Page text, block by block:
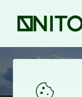
Forsiden